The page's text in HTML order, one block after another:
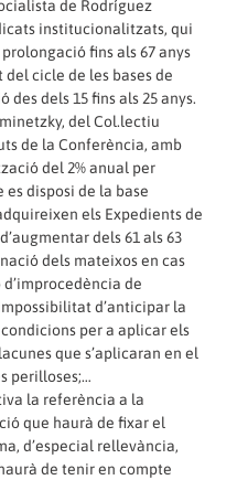
de Rodríguez
institucionalitzats, qui
fins als 67 anys
cicle de les bases de
dels 15 fins als 25 anys.
del Col.lectiu
de la Conferència, amb
del 2% anual per
disposi de la base
els Expedients de
dels 61 als 63
dels mateixos en cas
de
d’anticipar la
per a aplicar els
que s’aplicaran en el
perilloses;…
la referència a la
que haurà de fixar el
d’especial rellevància,
de tenir en compte